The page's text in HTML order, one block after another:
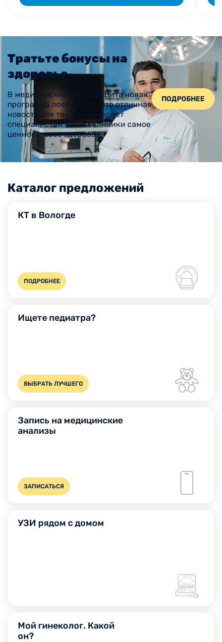
Тратьте бонусы на
здоровье
В медицинских центрах Вита новая
программа лояльности. Это отличная
новость для тех, кто доверяет
специалистам нашей клиники самое
ценное – свое здоровье.
ПОДРОБНЕЕ
Каталог предложений
КТ в Вологде
ПОДРОБНЕЕ
Ищете педиатра?
ВЫБРАТЬ ЛУЧШЕГО
Запись на медицинские
анализы
ЗАПИСАТЬСЯ
УЗИ рядом с домом
Мой гинеколог. Какой
он?